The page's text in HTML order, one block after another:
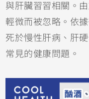
與肝臟習習相關。
輕微而被忽略。依
死於慢性肝病、肝
常見的健康問題。